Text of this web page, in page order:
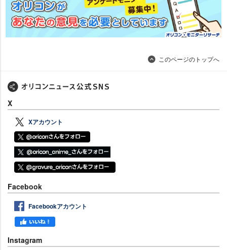
このページのトップへ
X
Xアカウント
Facebook
Facebookアカウント
Instagram